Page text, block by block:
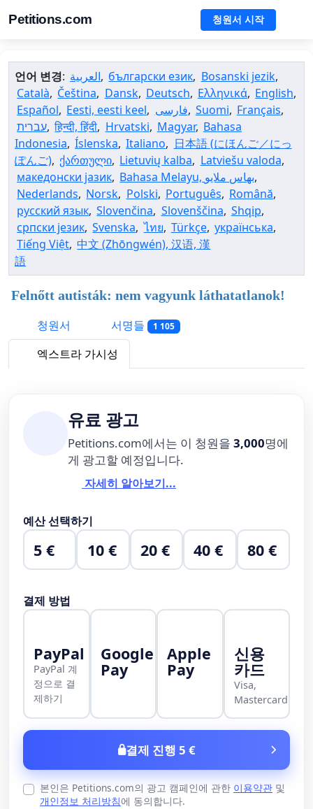
Petitions.com 청원서 시작
언어 변경: العربية, български език, Bosanski jezik,
Català, Čeština, Dansk, Deutsch, Ελληνικά, English,
Español, Eesti, eesti keel, فارسی, Suomi, Français,
עברית, हिन्दी, हिंदी, Hrvatski, Magyar, Bahasa
Indonesia, Íslenska, Italiano, 日本語 (にほんご／にっ
ぽんご), ქართული, Lietuvių kalba, Latviešu valoda,
македонски јазик,
,
Nederlands, Norsk, Polski, Português, Română,
русский язык, Slovenčina, Slovenščina, Shqip,
српски језик, Svenska, ไทย, Türkçe, українська,
Tiếng Việt, 中文 (Zhōngwén), 汉语, 漢
語
Felnőtt autisták: nem vagyunk láthatatlanok!
청원서
서명들 1 105
엑스트라 가시성
유료 광고
Petitions.com에서는 이 청원을 3,000명에
게 광고할 예정입니다.
자세히 알아보기...
예산 선택하기
5 € 10 € 20 € 40 € 80 €
결제 방법
PayPal
PayPal 계
정으로 결
제하기
Google
Pay
Apple
Pay
신용
카드
Visa,
Mastercard
결제 진행 5 €
본인은 Petitions.com의 광고 캠페인에 관한 이용약관 및
개인정보 처리방침에 동의합니다.